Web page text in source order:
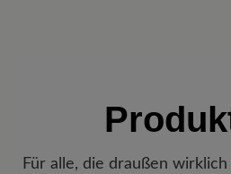
Für alle, die draußen